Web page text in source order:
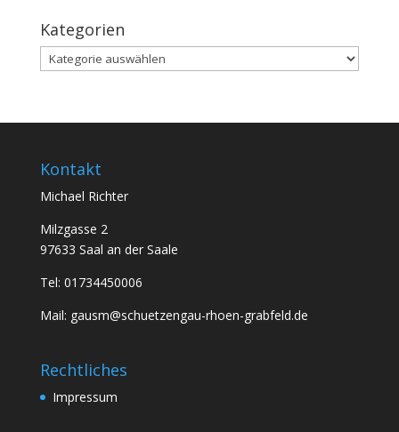
Kategorien
Kategorien
Kontakt
Michael Richter
Milzgasse 2
97633 Saal an der Saale
Tel: 01734450006
Mail: gausm@schuetzengau-rhoen-grabfeld.de
Rechtliches
Impressum